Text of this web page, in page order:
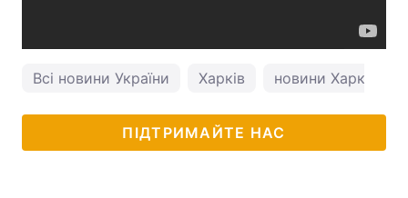
Всі новини України Харків новини Харкова
ПІДТРИМАЙТЕ НАС